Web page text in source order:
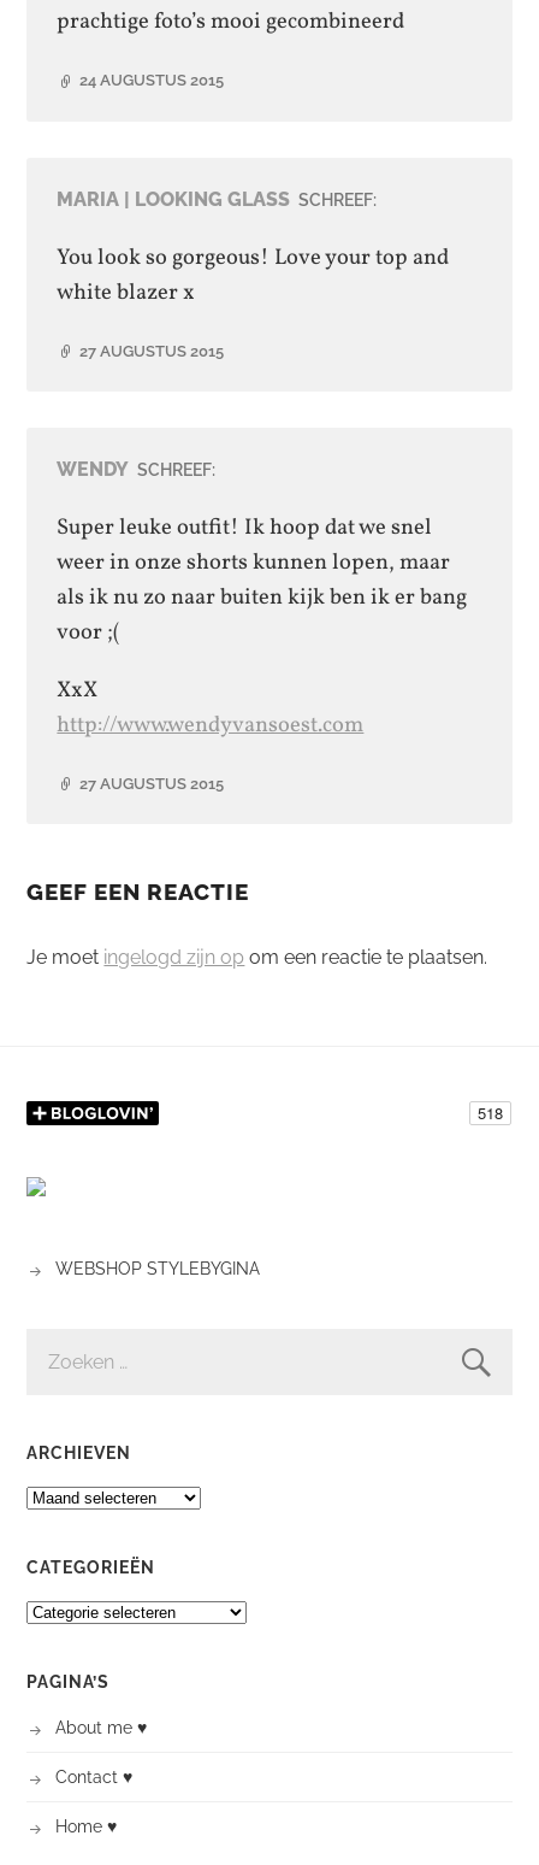
prachtige foto’s mooi gecombineerd
24 AUGUSTUS 2015
MARIA | LOOKING GLASS SCHREEF:
You look so gorgeous! Love your top and
white blazer x
27 AUGUSTUS 2015
WENDY SCHREEF:
Super leuke outfit! Ik hoop dat we snel
weer in onze shorts kunnen lopen, maar
als ik nu zo naar buiten kijk ben ik er bang
voor ;(
XxX
http://www.wendyvansoest.com
27 AUGUSTUS 2015
GEEF EEN REACTIE
Je moet ingelogd zijn op om een reactie te plaatsen.
WEBSHOP STYLEBYGINA
NAAR:
ARCHIEVEN
ARCHIEVEN
CATEGORIEËN
CATEGORIEËN
PAGINA’S
About me ♥
Contact ♥
Home ♥